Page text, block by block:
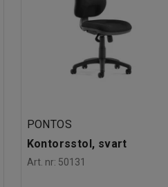
PONTOS
Kontorsstol, svart
Art. nr: 50131